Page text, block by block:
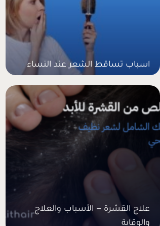
اسباب تساقط الشعر عند النساء
علاج القشرة – الأسباب والعلاج
والوقاية